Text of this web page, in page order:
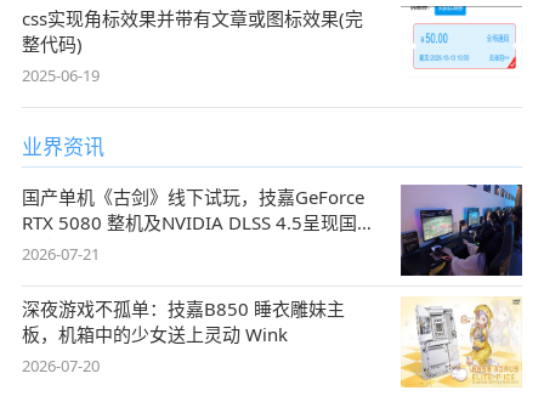
css实现角标效果并带有文章或图标效果(完
整代码)
2025-06-19
业界资讯
国产单机《古剑》线下试玩，技嘉GeForce
RTX 5080 整机及NVIDIA DLSS 4.5呈现国风
盛宴
2026-07-21
深夜游戏不孤单：技嘉B850 睡衣雕妹主
板，机箱中的少女送上灵动 Wink
2026-07-20